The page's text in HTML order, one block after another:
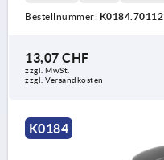
Bestellnummer: K0184.70112
13,07 CHF
zzgl. MwSt.
zzgl. Versandkosten
K0184